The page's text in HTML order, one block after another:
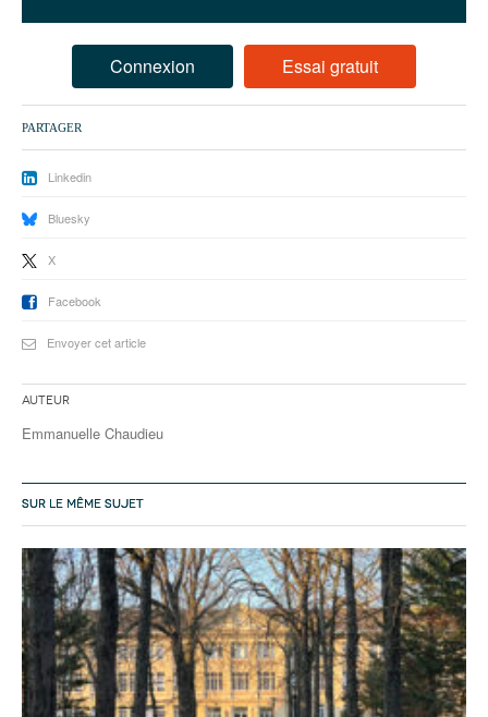
95
Connexion Essai gratuit
PARTAGER
Linkedin
Bluesky
X
Facebook
Envoyer cet article
Auteur
Emmanuelle Chaudieu
SUR LE MÊME SUJET